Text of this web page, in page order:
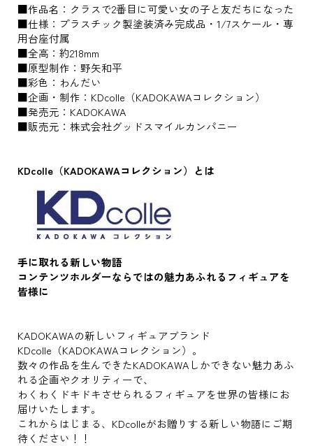
■作品名：クラスで2番目に可愛い女の子と友だちになった
■仕様：プラスチック製塗装済み完成品・1/7スケール・専
用台座付属
■全高：約218mm
■原型制作：野矢和平
■彩色：わんだい
■企画・制作：KDcolle（KADOKAWAコレクション）
■発売元：KADOKAWA
■販売元：株式会社グッドスマイルカンパニー
KDcolle（KADOKAWAコレクション）とは
手に取れる新しい物語
コンテンツホルダーならではの魅力あふれるフィギュアを
皆様に
KADOKAWAの新しいフィギュアブランド
KDcolle（KADOKAWAコレクション）。
数々の作品を生んできたKADOKAWAしかできない魅力あふ
れる企画やクオリティーで、
わくわくドキドキさせられるフィギュアを世界の皆様にお
届けいたします。
これからはじまる、KDcolleがお贈りする新しい物語にご期
待ください！！